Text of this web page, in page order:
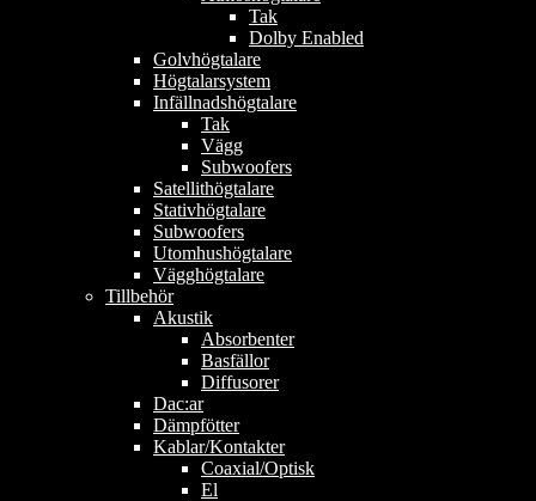
Tak
Dolby Enabled
Golvhögtalare
Högtalarsystem
Infällnadshögtalare
Tak
Vägg
Subwoofers
Satellithögtalare
Stativhögtalare
Subwoofers
Utomhushögtalare
Vägghögtalare
Tillbehör
Akustik
Absorbenter
Basfällor
Diffusorer
Dac:ar
Dämpfötter
Kablar/Kontakter
Coaxial/Optisk
El